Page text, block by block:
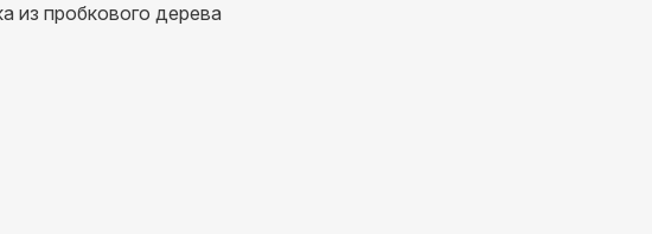
из пробкового дерева